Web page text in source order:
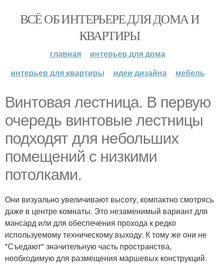
ВСЁ ОБ ИНТЕРЬЕРЕ ДЛЯ ДОМА И
КВАРТИРЫ
главная
интерьер для дома
интерьер для квартиры
идеи дизайна мебель
Винтовая лестница. В первую
очередь винтовые лестницы
подходят для небольших
помещений с низкими
потолками.
Они визуально увеличивают высоту, компактно смотрясь
даже в центре комнаты. Это незаменимый вариант для
мансард или для обеспечения прохода к редко
используемому техническому выходу. К тому же они не
"Съедают" значительную часть пространства,
необходимую для размещения маршевых конструкций.